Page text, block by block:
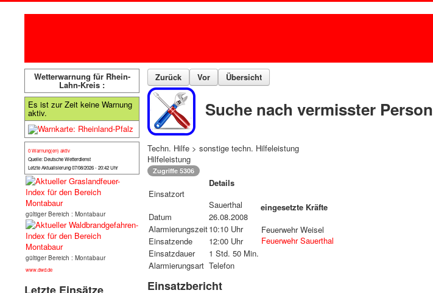
Wetterwarnung für Rhein-
Lahn-Kreis :
Es ist zur Zeit keine Warnung
aktiv.
0 Warnung(en) aktiv
Quelle: Deutsche Wetterdienst
Letzte Aktualisierung 07/08/2026 - 20:42 Uhr
gültiger Bereich : Montabaur
gültiger Bereich : Montabaur
www.dwd.de
Zurück Vor Übersicht
Suche nach vermisster Person
Techn. Hilfe > sonstige techn. Hilfeleistung
Hilfeleistung
Zugriffe 5306
Einsatzort
Details
Sauerthal
Datum
26.08.2008
Alarmierungszeit10:10 Uhr
Einsatzende
12:00 Uhr
Einsatzdauer
1 Std. 50 Min.
Alarmierungsart Telefon
eingesetzte Kräfte
Feuerwehr Weisel
Feuerwehr Sauerthal
Einsatzbericht